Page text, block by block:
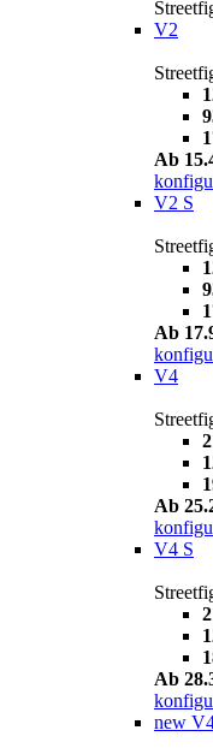
V2
Ab
V2 S
Ab
V4
Ab
V4 S
Ab
new